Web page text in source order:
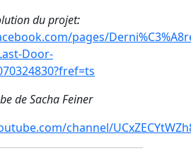
du projet:
pages/
Door-
de Sacha Feiner
channel/